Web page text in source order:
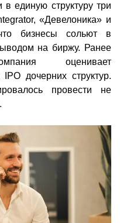
единую структуру три
«Девелоника» и
бизнесы сольют в
на биржу. Ранее
оценивает
дочерних структур.
провести не